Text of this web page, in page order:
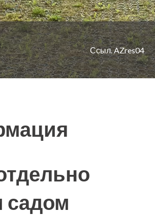
Ссыл. AZres04
садом